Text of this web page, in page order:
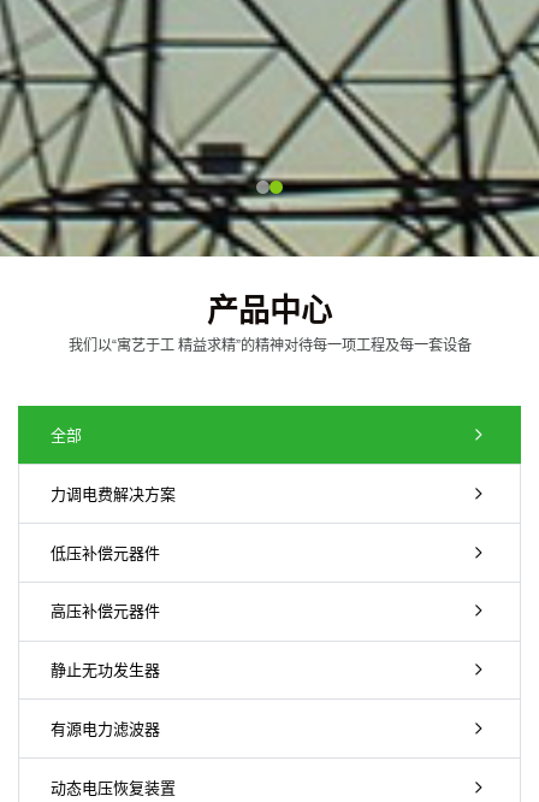
产品中心
我们以“寓艺于工 精益求精”的精神对待每一项工程及每一套设备
全部
力调电费解决方案
低压补偿元器件
高压补偿元器件
静止无功发生器
有源电力滤波器
动态电压恢复装置